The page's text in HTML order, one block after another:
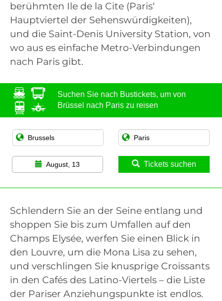
berühmten Ile de la Cite (Paris‘
Hauptviertel der Sehenswürdigkeiten),
und die Saint-Denis University Station, von
wo aus es einfache Metro-Verbindungen
nach Paris gibt.
Suchen Sie nach Bustickets, um von
Brüssel nach Paris zu reisen
August, 13 Tickets suchen
Schlendern Sie an der Seine entlang und
shoppen Sie bis zum Umfallen auf den
Champs Elysée, werfen Sie einen Blick in
den Louvre, um die Mona Lisa zu sehen,
und verschlingen Sie knusprige Croissants
in den Cafés des Latino-Viertels – die Liste
der Pariser Anziehungspunkte ist endlos.